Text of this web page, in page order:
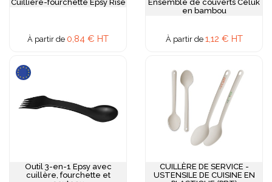
Cuillière-fourchette Epsy Rise
À partir de 0,84 € HT
Ensemble de couverts Celuk
en bambou
À partir de 1,12 € HT
Outil 3-en-1 Epsy avec
cuillère, fourchette et
CUILLÈRE DE SERVICE -
USTENSILE DE CUISINE EN